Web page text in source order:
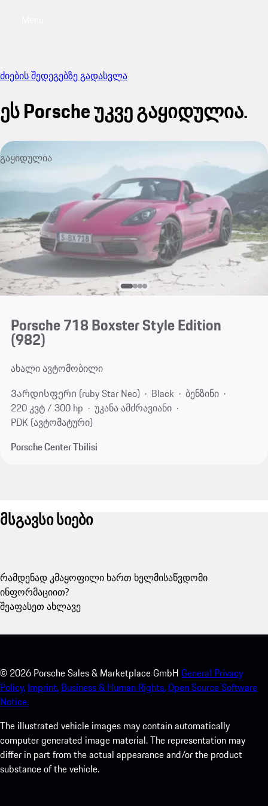
ძიების შედეგებზე გადასვლა
ეს Porsche უკვე გაყიდულია.
გაყიდულია
Porsche 718 Boxster Style Edition
(982)
ახალი ავტომობილი
Ვარდისფერი (ruby Star Neo)
Black
ბენზინი
220 კვტ / 300 hp
უკანა ამძრავიანი
PDK (ავტომატური)
Porsche Center Tbilisi
მსგავსი სიები
რამდენად კმაყოფილი ხართ ხელმისაწვდომი
ინფორმაციით?
შეაფასეთ ახლავე
© 2026 Porsche Sales & Marketplace GmbH General Privacy
Policy. Imprint. Business & Human Rights.Open Source Software
Notice.
The illustrated vehicle images may contain automatically
computer generated image material. The representation may
differ in part from the actual appearance and/or the product
substance of the vehicle.